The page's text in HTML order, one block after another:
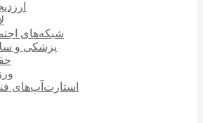
شبکه‌های
پزشکی و
استارت‌آپ‌های